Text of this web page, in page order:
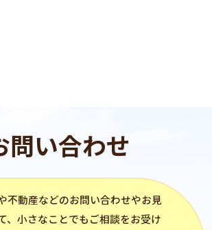
問い合わせ
不動産などのお問い合わせやお見
、小さなことでもご相談をお受け